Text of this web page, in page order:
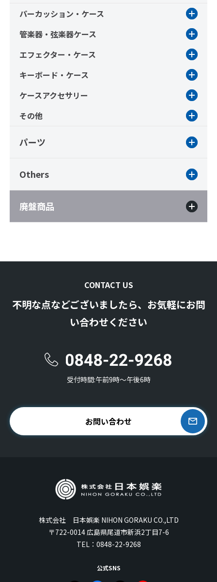
パーカッション・ケース
管楽器・弦楽器ケース
エフェクター・ケース
キーボード・ケース
ケースアクセサリー
その他
パーツ
Others
廃盤商品
CONTACT US
不明な点などございましたら、お気軽にお問
い合わせください
受付時間:午前9時〜午後6時
お問い合わせ
株式会社 日本娯楽 NIHON GORAKU CO.,LTD
〒722-0014 広島県尾道市新浜2丁目7-6
TEL： 0848-22-9268
公式SNS